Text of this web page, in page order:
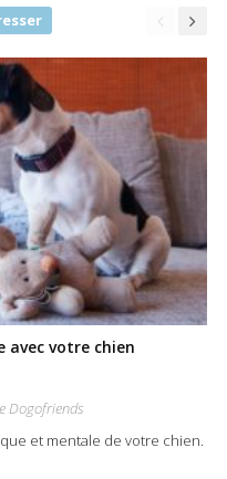
avec votre chien
Dogofriends
et mentale de votre chien.